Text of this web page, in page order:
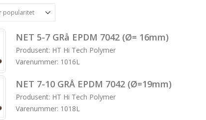
NET 5-7 GRå EPDM 7042 (Ø= 16mm)
Produsent: HT Hi Tech Polymer
Varenummer: 1016L
NET 7-10 GRÅ EPDM 7042 (Ø=19mm)
Produsent: HT Hi Tech Polymer
Varenummer: 1018L